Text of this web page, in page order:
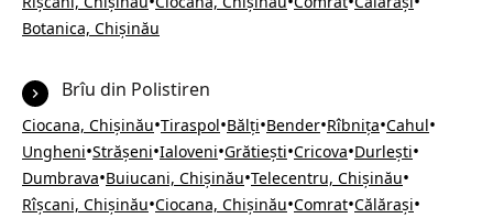
Botanica, Chișinău
Brîu din Polistiren
Ciocana, Chișinău•Tiraspol•Bălți•Bender•Rîbnița•Cahul•
Ungheni•Strășeni•Ialoveni•Grătiești•Cricova•Durlești•
Dumbrava•Buiucani, Chișinău•Telecentru, Chișinău•
Rîșcani, Chișinău•Ciocana, Chișinău•Comrat•Călărași•